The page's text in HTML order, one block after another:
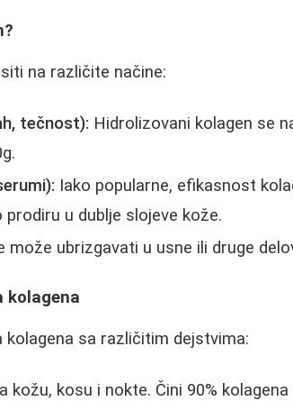
na različite načine:
tečnost): Hidrolizovani kolagen se
Iako popularne, efikasnost
u dublje slojeve kože.
može ubrizgavati u usne ili druge
kolagena
sa različitim dejstvima:
kožu, kosu i nokte. Čini 90%